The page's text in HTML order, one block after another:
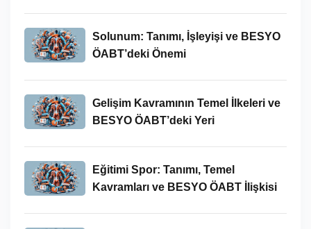
Solunum: Tanımı, İşleyişi ve BESYO
ÖABT’deki Önemi
Gelişim Kavramının Temel İlkeleri ve
BESYO ÖABT’deki Yeri
Eğitimi Spor: Tanımı, Temel
Kavramları ve BESYO ÖABT İlişkisi